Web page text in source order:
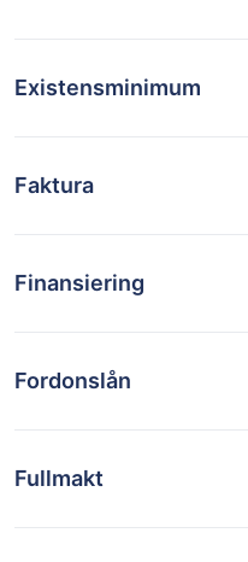
Existensminimum
Faktura
Finansiering
Fordonslån
Fullmakt